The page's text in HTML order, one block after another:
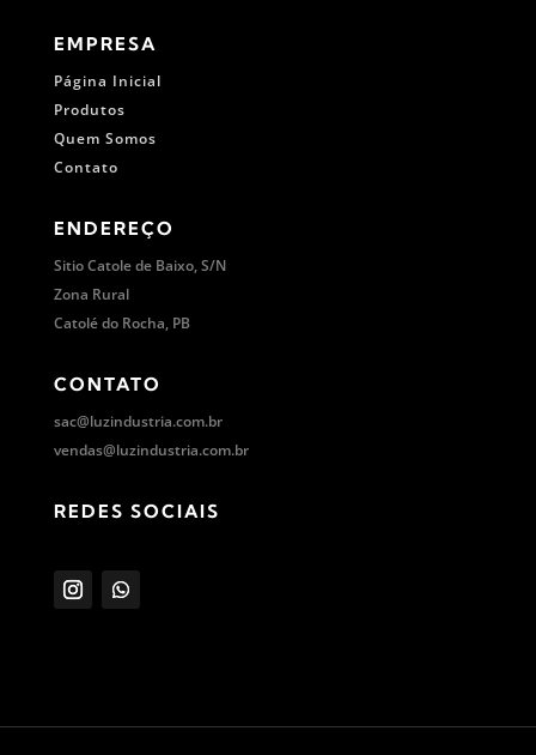
EMPRESA
Página Inicial
Produtos
Quem Somos
Contato
ENDEREÇO
Sitio Catole de Baixo, S/N
Zona Rural
Catolé do Rocha, PB
CONTATO
sac@luzindustria.com.br
vendas@luzindustria.com.br
REDES SOCIAIS